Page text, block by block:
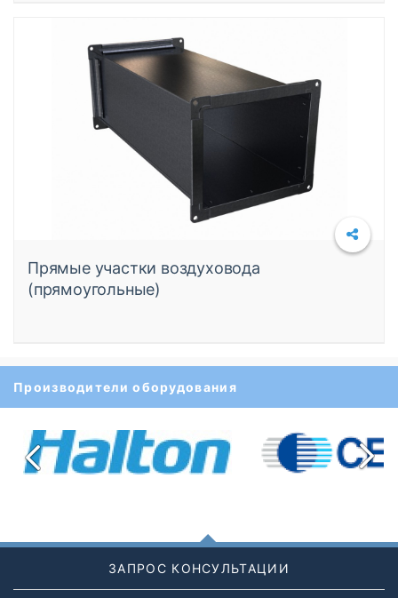
Прямые участки воздуховода
(прямоугольные)
Производители оборудования
ЗАПРОС КОНСУЛЬТАЦИИ